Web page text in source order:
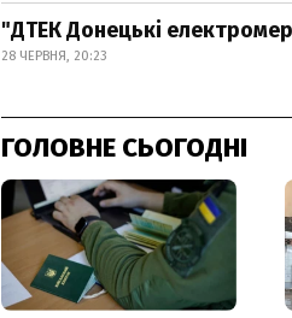
"ДТЕК Донецькі
28 ЧЕРВНЯ, 20:23
ГОЛОВНЕ СЬОГОДНІ